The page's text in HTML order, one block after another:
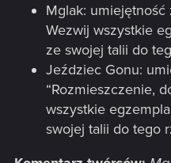
Mglak: umiejętność
Wezwij wszystkie
ze swojej talii do
Jeździec Gonu:
“Rozmieszczenie,
wszystkie
swojej talii do tego